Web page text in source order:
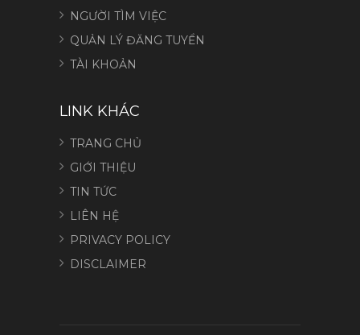
NGƯỜI TÌM VIỆC
QUẢN LÝ ĐĂNG TUYỂN
TÀI KHOẢN
LINK KHÁC
TRANG CHỦ
GIỚI THIỆU
TIN TỨC
LIÊN HỆ
PRIVACY POLICY
DISCLAIMER